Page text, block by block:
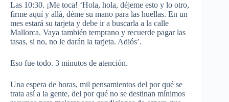
Las 10:30. ¡Me toca! ‘Hola, hola, déjeme esto y lo otro,
firme aquí y allá, déme su mano para las huellas. En un
mes estará su tarjeta y debe ir a buscarla a la calle
Mallorca. Vaya también temprano y recuerde pagar las
tasas, si no, no le darán la tarjeta. Adiós’.
Eso fue todo. 3 minutos de atención.
Una espera de horas, mil pensamientos del por qué se
trata así a la gente, del por qué no se destinan mínimos